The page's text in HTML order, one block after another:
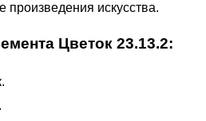
искусства.
Цветок 23.13.2: